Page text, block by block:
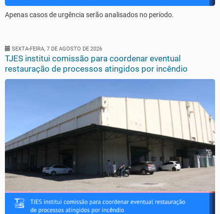
Apenas casos de urgência serão analisados no período.
SEXTA-FEIRA, 7 DE AGOSTO DE 2026
TJES institui comissão para coordenar eventual
restauração de processos atingidos por incêndio